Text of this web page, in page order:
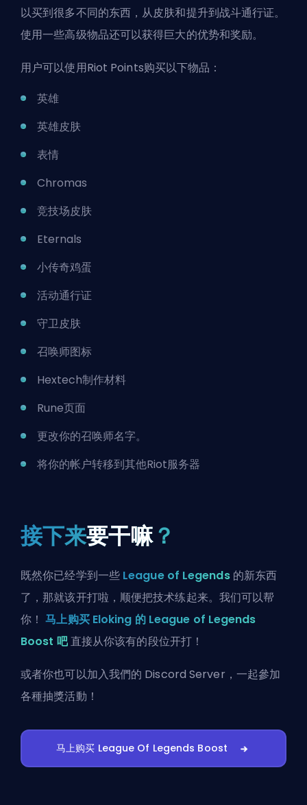
以买到很多不同的东西，从皮肤和提升到战斗通行证。
使用一些高级物品还可以获得巨大的优势和奖励。
用户可以使用Riot Points购买以下物品：
英雄
英雄皮肤
表情
Chromas
竞技场皮肤
Eternals
小传奇鸡蛋
活动通行证
守卫皮肤
召唤师图标
Hextech制作材料
Rune页面
更改你的召唤师名字。
将你的帐户转移到其他Riot服务器
接下来要干嘛？
既然你已经学到一些 League of Legends的新东西
了，那就该开打啦，顺便把技术练起来。我们可以帮
你！马上购买 Eloking 的 League of Legends
Boost 吧直接从你该有的段位开打！
或者你也可以加入我們的 Discord Server ，一起參加
各種抽獎活動！
马上购买 League Of Legends Boost